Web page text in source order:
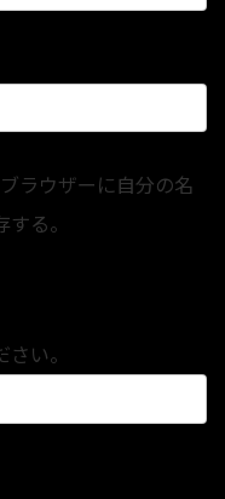
ラウザーに自分の名
る。
い。